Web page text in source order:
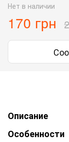
Нет в наличии
170 грн
Описание
Особенности